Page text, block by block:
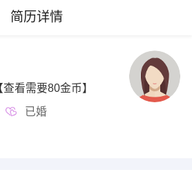
简历详情
查看需要80金币】
已婚